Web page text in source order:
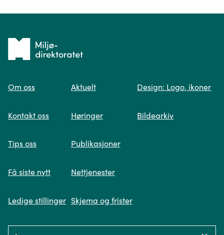
Spør oss
søk og viser deg vår mest relevante
Tilbake
forsiden
Om oss
Kontakt oss
Tips oss
Få siste nytt
Ledige stillinger
Aktuelt
Høringer
Publikasjoner
Nettjenester
Skjema og frister
Design: Logo, ikoner
Bildearkiv